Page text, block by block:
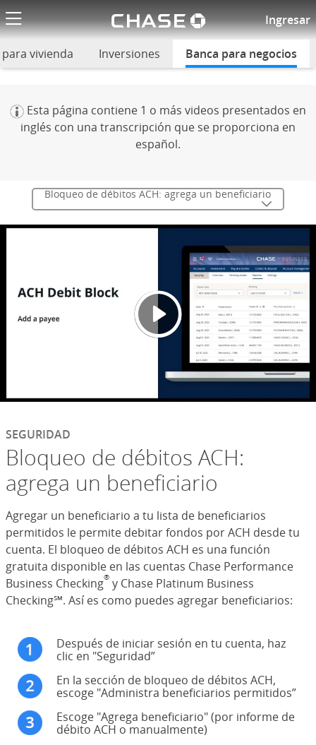
El logotipo de
Ingresar
Bloqueo de débitos ACH:
vivienda Inversiones (Se abre en superposición)
Banca para negocios
Esta página contiene 1 o más videos presentados en
inglés con una transcripción que se proporciona en
español.
Bloqueo de débitos ACH: agrega un beneficiario
Se
SEGURIDAD
Bloqueo de débitos ACH:
agrega un beneficiario
Agregar un beneficiario a tu lista de beneficiarios
permitidos le permite debitar fondos por ACH desde tu
cuenta. El bloqueo de débitos ACH es una función
gratuita disponible en las cuentas Chase Performance
Business Checking® y Chase Platinum Business
Checking℠. Así es como puedes agregar beneficiarios:
Después de iniciar sesión en tu cuenta, haz
clic en "Seguridad”
En la sección de bloqueo de débitos ACH,
escoge "Administra beneficiarios permitidos”
Escoge "Agrega beneficiario" (por informe de
débito ACH o manualmente)